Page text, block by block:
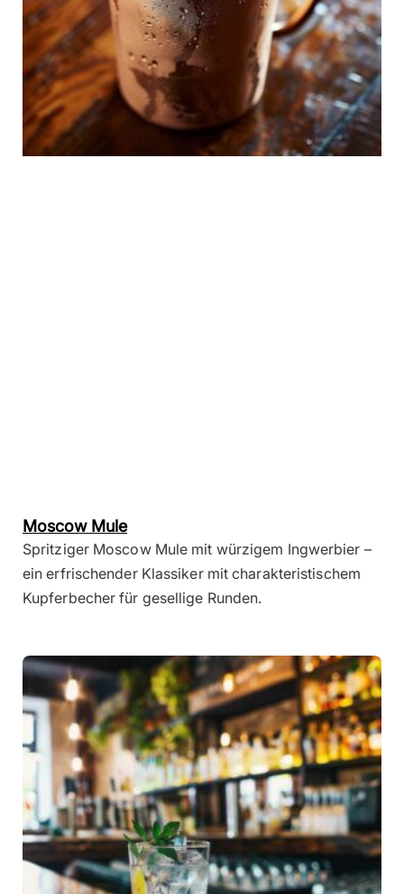
Moscow Mule
Spritziger Moscow Mule mit würzigem Ingwerbier –
ein erfrischender Klassiker mit charakteristischem
Kupferbecher für gesellige Runden.